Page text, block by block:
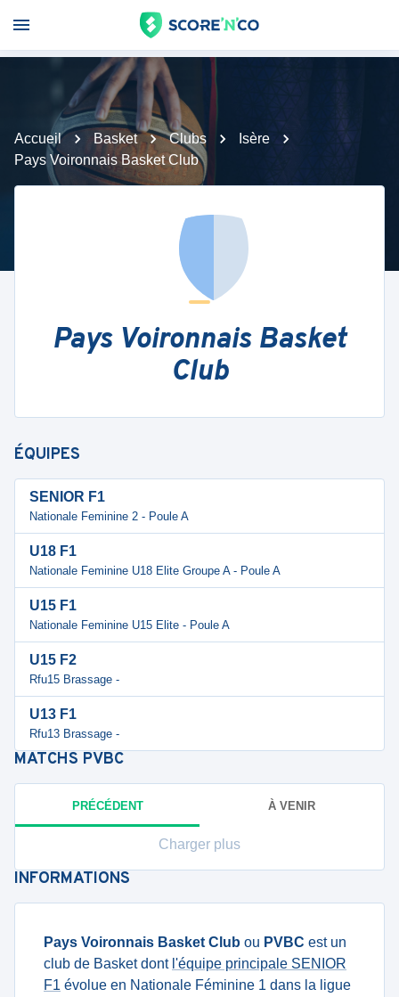
Accueil Basket Clubs
Isère
Pays Voironnais Basket Club
Pays Voironnais Basket
Club
ÉQUIPES
SENIOR F1
Nationale Feminine 2 - Poule A
U18 F1
Nationale Feminine U18 Elite Groupe A - Poule A
U15 F1
Nationale Feminine U15 Elite - Poule A
U15 F2
Rfu15 Brassage -
U13 F1
Rfu13 Brassage -
MATCHS PVBC
PRÉCÉDENT À VENIR
Charger plus
INFORMATIONS
Pays Voironnais Basket Club ou PVBC est un
club de Basket dont l'équipe principale SENIOR
F1 évolue en Nationale Féminine 1 dans la ligue